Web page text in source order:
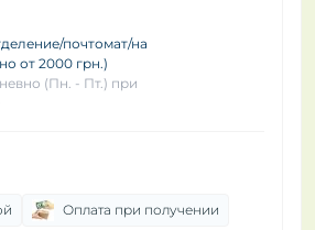
почтомат/на
от 2000 грн.)
(Пн. - Пт.) при
Оплата при получении